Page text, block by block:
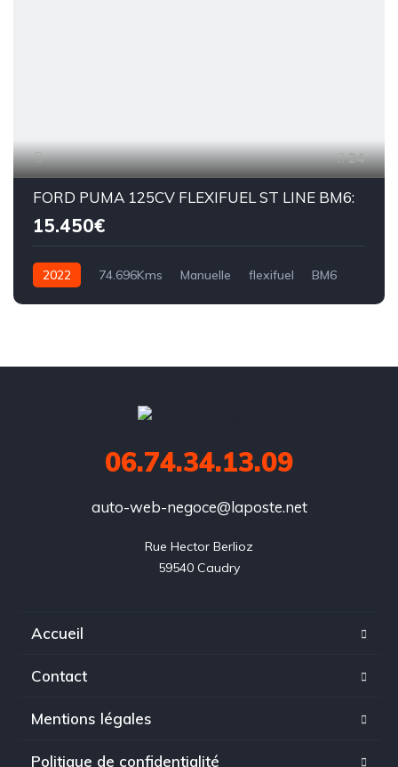
24
FORD PUMA 125CV FLEXIFUEL ST LINE BM6:
15.450€
2022 74.696Kms Manuelle flexifuel BM6
06.74.34.13.09
auto-web-negoce@laposte.net
Rue Hector Berlioz
59540 Caudry
Accueil
Contact
Mentions légales
Politique de confidentialité